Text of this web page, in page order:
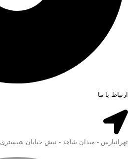
ارتباط با ما
تهرانپارس - میدان شاهد - نبش خیابان شبستری